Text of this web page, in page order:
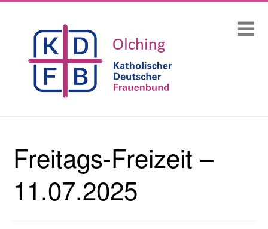
Termine und Veranstaltungen 2026
Aktuelles
Newsletter
Freitags-Freizeit –
11.07.2025